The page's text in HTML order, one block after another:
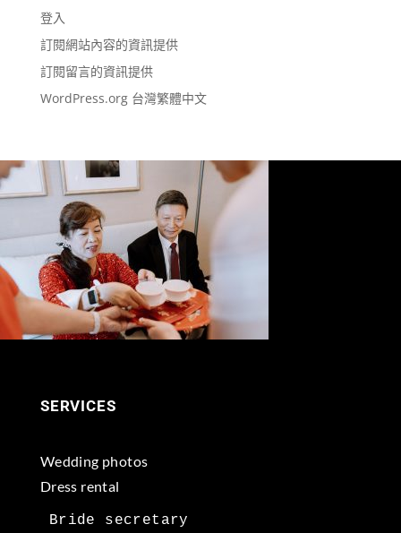
登入
訂閱網站內容的資訊提供
訂閱留言的資訊提供
WordPress.org 台灣繁體中文
SERVICES
Wedding photos
Dress rental